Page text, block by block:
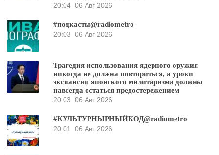
20:04 06 Авг 2026
#подкасты@radiometro
20:03 06 Авг 2026
Трагедия использования ядерного оружия
никогда не должна повториться, а уроки
экспансии японского милитаризма должны
навсегда остаться предостережением
20:03 06 Авг 2026
#КУЛЬТУРНЫРНЫЙКОД@radiometro
20:01
06 Авг 2026